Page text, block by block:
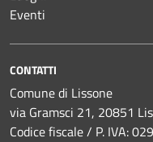
Eventi
CONTATTI
Comune di Lissone
via Gramsci 21, 20851
Codice fiscale / P. IVA: